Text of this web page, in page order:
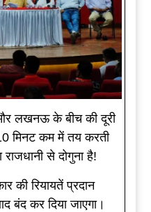
लखनऊ के बीच की दूरी
मिनट कम में तय करती
से दोगुना है!
की रियायतें प्रदान
बंद कर दिया जाएगा।